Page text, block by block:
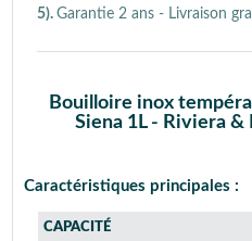
5). Garantie 2 ans - Livraison
Bouilloire inox
Siena 1L - Riviera &
Caractéristiques principales :
CAPACITÉ